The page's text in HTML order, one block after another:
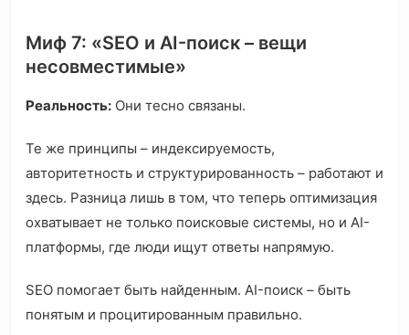
Миф 7: «SEO и AI-поиск – вещи
несовместимые»
Реальность: Они тесно связаны.
Те же принципы – индексируемость,
авторитетность и структурированность – работают и
здесь. Разница лишь в том, что теперь оптимизация
охватывает не только поисковые системы, но и AI-
платформы, где люди ищут ответы напрямую.
SEO помогает быть найденным. AI-поиск – быть
понятым и процитированным правильно.